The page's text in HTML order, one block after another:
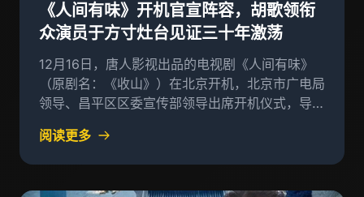
《人间有味》开机官宣阵容，胡歌领衔
众演员于方寸灶台见证三十年激荡
12月16日，唐人影视出品的电视剧《人间有味》
（原剧名：《收山》）在北京开机，北京市广电局
领导、昌平区区委宣传部领导出席开机仪式，导演
阅读更多